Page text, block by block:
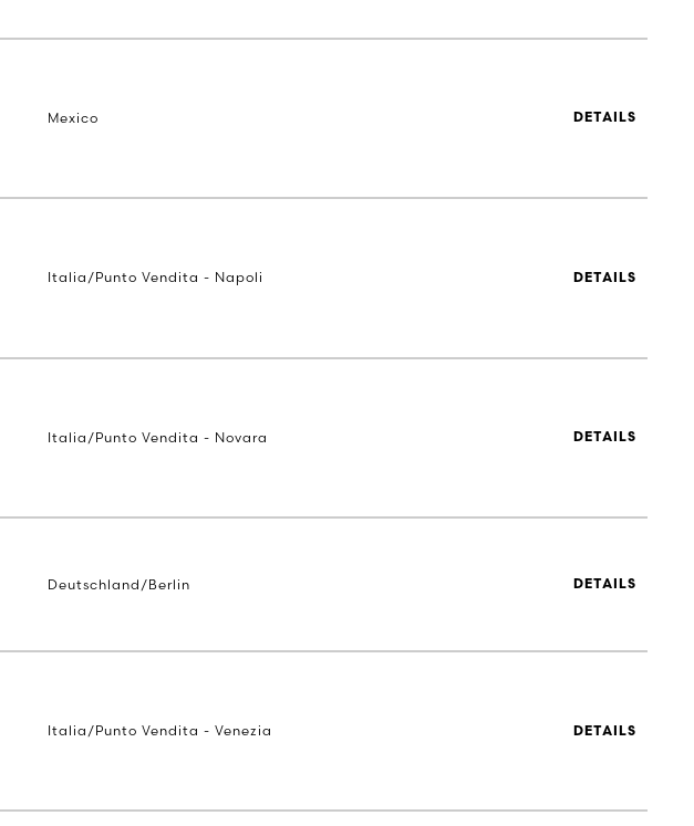
Mexico DETAILS
Italia/Punto Vendita - Napoli DETAILS
Italia/Punto Vendita - Novara DETAILS
Deutschland/Berlin DETAILS
Italia/Punto Vendita - Venezia DETAILS